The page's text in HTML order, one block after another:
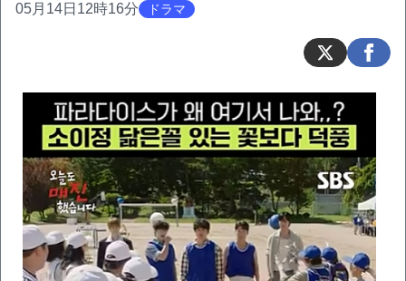
05月14日12時16分 ドラマ